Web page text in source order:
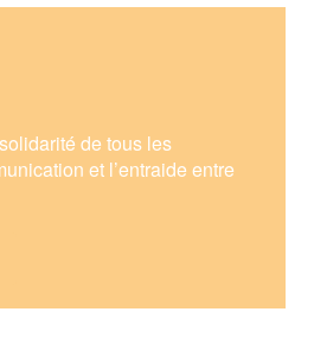
de tous les
et l’entraide entre